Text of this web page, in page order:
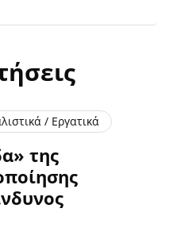
/ Εργατικά
της